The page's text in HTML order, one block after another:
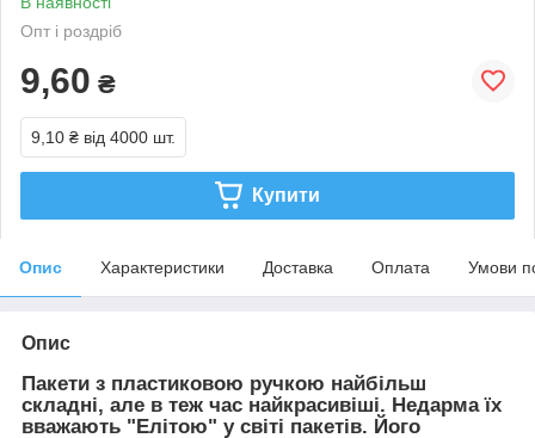
Опт і роздріб
9,60 ₴
9,10 ₴ від 4000 шт.
Купити
Опис Характеристики Доставка Оплата Умови
Опис
Пакети з пластиковою ручкою найбільш
складні, але в теж час найкрасивіші. Недарма їх
вважають "Елітою" у світі пакетів. Його